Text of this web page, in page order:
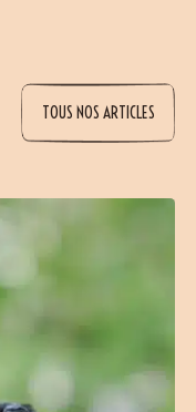
TOUS NOS ARTICLES